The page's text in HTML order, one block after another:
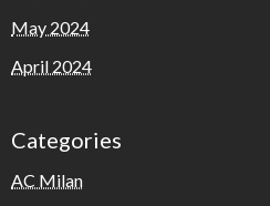
May 2024
April 2024
Categories
AC Milan